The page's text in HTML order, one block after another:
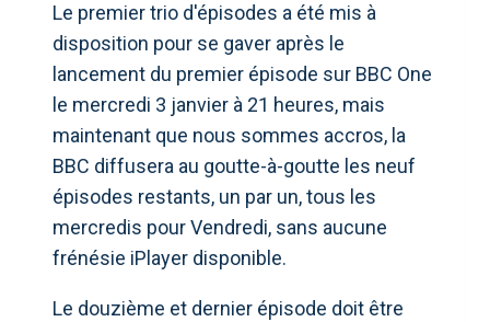
Le premier trio d'épisodes a été mis à
disposition pour se gaver après le
lancement du premier épisode sur BBC One
le mercredi 3 janvier à 21 heures, mais
maintenant que nous sommes accros, la
BBC diffusera au goutte-à-goutte les neuf
épisodes restants, un par un, tous les
mercredis pour Vendredi, sans aucune
frénésie iPlayer disponible.
Le douzième et dernier épisode doit être